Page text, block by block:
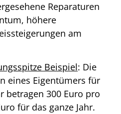
Reparaturen
höhere
am
Beispiel: Die
eines Eigentümers für
betragen 300 Euro pro
für das ganze Jahr.